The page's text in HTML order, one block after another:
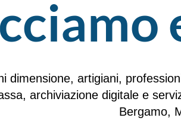
dimensione, artigiani,
archiviazione digitale e
Bergamo,